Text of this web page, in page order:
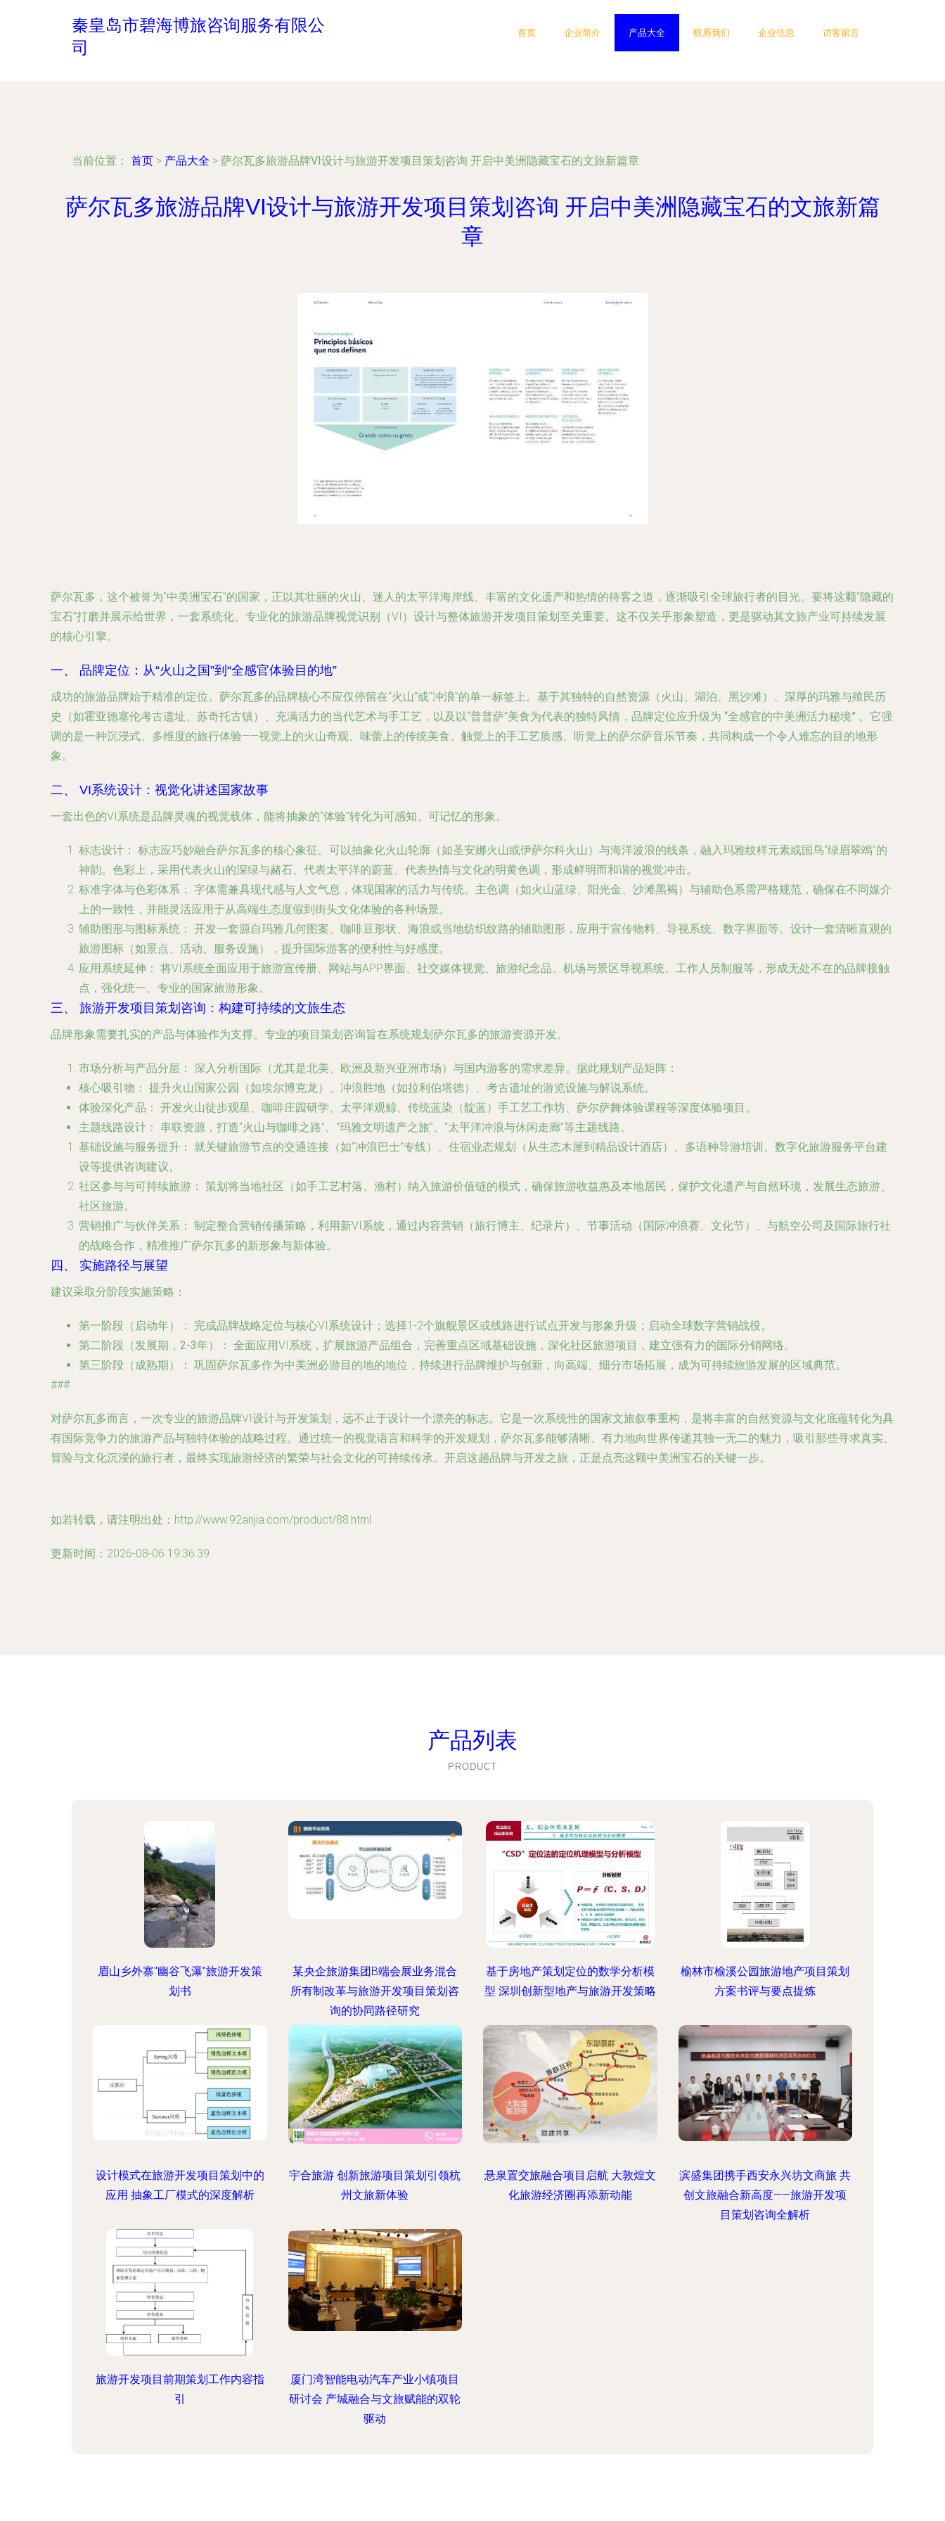
秦皇岛市碧海博旅咨询服务有限公
司
首页 企业简介 产品大全 联系我们 企业信息 访客留言
当前位置： 首页 > 产品大全 > 萨尔瓦多旅游品牌VI设计与旅游开发项目策划咨询 开启中美洲隐藏宝石的文旅新篇章
萨尔瓦多旅游品牌VI设计与旅游开发项目策划咨询 开启中美洲隐藏宝石的文旅新篇
章
萨尔瓦多，这个被誉为“中美洲宝石”的国家，正以其壮丽的火山、迷人的太平洋海岸线、丰富的文化遗产和热情的待客之道，逐渐吸引全球旅行者的目光。要将这颗“隐藏的
宝石”打磨并展示给世界，一套系统化、专业化的旅游品牌视觉识别（VI）设计与整体旅游开发项目策划至关重要。这不仅关乎形象塑造，更是驱动其文旅产业可持续发展
的核心引擎。
一、 品牌定位：从“火山之国”到“全感官体验目的地”
成功的旅游品牌始于精准的定位。萨尔瓦多的品牌核心不应仅停留在“火山”或“冲浪”的单一标签上。基于其独特的自然资源（火山、湖泊、黑沙滩）、深厚的玛雅与殖民历
史（如霍亚德塞伦考古遗址、苏奇托古镇）、充满活力的当代艺术与手工艺，以及以“普普萨”美食为代表的独特风情，品牌定位应升级为 “全感官的中美洲活力秘境” 。它强
调的是一种沉浸式、多维度的旅行体验——视觉上的火山奇观、味蕾上的传统美食、触觉上的手工艺质感、听觉上的萨尔萨音乐节奏，共同构成一个令人难忘的目的地形
象。
二、 VI系统设计：视觉化讲述国家故事
一套出色的VI系统是品牌灵魂的视觉载体，能将抽象的“体验”转化为可感知、可记忆的形象。
标志设计： 标志应巧妙融合萨尔瓦多的核心象征。可以抽象化火山轮廓（如圣安娜火山或伊萨尔科火山）与海洋波浪的线条，融入玛雅纹样元素或国鸟“绿眉翠鴗”的
神韵。色彩上，采用代表火山的深绿与赭石、代表太平洋的蔚蓝、代表热情与文化的明黄色调，形成鲜明而和谐的视觉冲击。
标准字体与色彩体系： 字体需兼具现代感与人文气息，体现国家的活力与传统。主色调（如火山蓝绿、阳光金、沙滩黑褐）与辅助色系需严格规范，确保在不同媒介
上的一致性，并能灵活应用于从高端生态度假到街头文化体验的各种场景。
辅助图形与图标系统： 开发一套源自玛雅几何图案、咖啡豆形状、海浪或当地纺织纹路的辅助图形，应用于宣传物料、导视系统、数字界面等。设计一套清晰直观的
旅游图标（如景点、活动、服务设施），提升国际游客的便利性与好感度。
应用系统延伸： 将VI系统全面应用于旅游宣传册、网站与APP界面、社交媒体视觉、旅游纪念品、机场与景区导视系统、工作人员制服等，形成无处不在的品牌接触
点，强化统一、专业的国家旅游形象。
三、 旅游开发项目策划咨询：构建可持续的文旅生态
品牌形象需要扎实的产品与体验作为支撑。专业的项目策划咨询旨在系统规划萨尔瓦多的旅游资源开发。
市场分析与产品分层： 深入分析国际（尤其是北美、欧洲及新兴亚洲市场）与国内游客的需求差异。据此规划产品矩阵：
核心吸引物： 提升火山国家公园（如埃尔博克龙）、冲浪胜地（如拉利伯塔德）、考古遗址的游览设施与解说系统。
体验深化产品： 开发火山徒步观星、咖啡庄园研学、太平洋观鲸、传统蓝染（靛蓝）手工艺工作坊、萨尔萨舞体验课程等深度体验项目。
主题线路设计：
串联资源，打造“火山与咖啡之路”、“玛雅文明遗产之旅”、“太平洋冲浪与休闲走廊”等主题线路。
基础设施与服务提升： 就关键旅游节点的交通连接（如“冲浪巴士”专线）、住宿业态规划（从生态木屋到精品设计酒店）、多语种导游培训、数字化旅游服务平台建
设等提供咨询建议。
社区参与与可持续旅游： 策划将当地社区（如手工艺村落、渔村）纳入旅游价值链的模式，确保旅游收益惠及本地居民，保护文化遗产与自然环境，发展生态旅游、
社区旅游。
营销推广与伙伴关系： 制定整合营销传播策略，利用新VI系统，通过内容营销（旅行博主、纪录片）、节事活动（国际冲浪赛、文化节）、与航空公司及国际旅行社
的战略合作，精准推广萨尔瓦多的新形象与新体验。
四、 实施路径与展望
建议采取分阶段实施策略：
第一阶段（启动年）：
完成品牌战略定位与核心VI系统设计；选择1-2个旗舰景区或线路进行试点开发与形象升级；启动全球数字营销战役。
第二阶段（发展期，2-3年）： 全面应用VI系统，扩展旅游产品组合，完善重点区域基础设施，深化社区旅游项目，建立强有力的国际分销网络。
第三阶段（成熟期）： 巩固萨尔瓦多作为中美洲必游目的地的地位，持续进行品牌维护与创新，向高端、细分市场拓展，成为可持续旅游发展的区域典范。
###
对萨尔瓦多而言，一次专业的旅游品牌VI设计与开发策划，远不止于设计一个漂亮的标志。它是一次系统性的国家文旅叙事重构，是将丰富的自然资源与文化底蕴转化为具
有国际竞争力的旅游产品与独特体验的战略过程。通过统一的视觉语言和科学的开发规划，萨尔瓦多能够清晰、有力地向世界传递其独一无二的魅力，吸引那些寻求真实、
冒险与文化沉浸的旅行者，最终实现旅游经济的繁荣与社会文化的可持续传承。开启这趟品牌与开发之旅，正是点亮这颗中美洲宝石的关键一步。
如若转载，请注明出处：http://www.92anjia.com/product/88.html
更新时间：2026-08-06 19:36:39
产品列表
PRODUCT
眉山乡外寨"幽谷飞瀑"旅游开发策
划书
某央企旅游集团B端会展业务混合
所有制改革与旅游开发项目策划咨
询的协同路径研究
基于房地产策划定位的数学分析模
型 深圳创新型地产与旅游开发策略
榆林市榆溪公园旅游地产项目策划
方案书评与要点提炼
设计模式在旅游开发项目策划中的
应用 抽象工厂模式的深度解析
宇合旅游 创新旅游项目策划引领杭
州文旅新体验
悬泉置交旅融合项目启航 大敦煌文
化旅游经济圈再添新动能
滨盛集团携手西安永兴坊文商旅 共
创文旅融合新高度——旅游开发项
目策划咨询全解析
旅游开发项目前期策划工作内容指
引
厦门湾智能电动汽车产业小镇项目
研讨会 产城融合与文旅赋能的双轮
驱动